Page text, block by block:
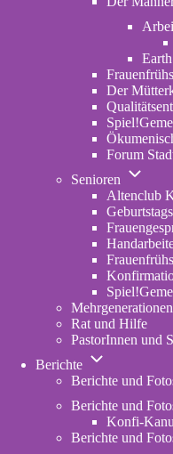
Der
Forum
Senioren
Senioren
Altenclub
Rat und Hilfe
PastorInnen und
Berichte
Unternavigation
Berichte
Berichte und
Berichte und
Konfi-
Berichte und